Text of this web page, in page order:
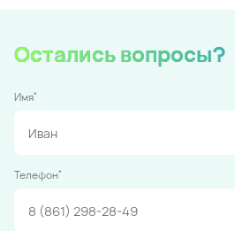
Остались вопросы?
Имя*
Телефон*